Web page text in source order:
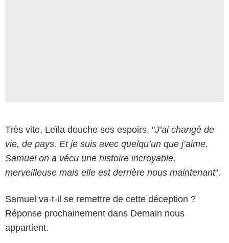
Très vite, Leïla douche ses espoirs. "J’ai changé de
vie, de pays. Et je suis avec quelqu’un que j’aime.
Samuel on a vécu une histoire incroyable,
merveilleuse mais elle est derrière nous maintenant".
Samuel va-t-il se remettre de cette déception ?
Réponse prochainement dans Demain nous
appartient.